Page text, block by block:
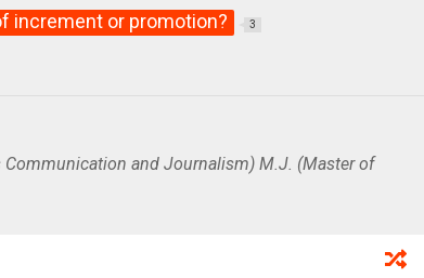
increment or promotion? 3
Communication and Journalism) M.J. (Master of